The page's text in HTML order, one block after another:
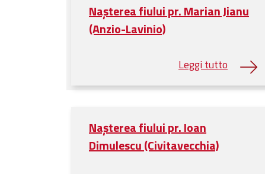
Nașterea fiului pr. Marian Jianu
(Anzio-Lavinio)
Nașterea fiului pr. Ioan
Dimulescu (Civitavecchia)